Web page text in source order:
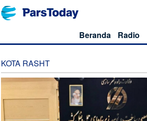
Beranda Radio
KOTA RASHT